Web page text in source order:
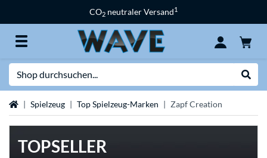
CO2 neutraler Versand1
StartseiteSpielzeug Top Spielzeug-Marken Zapf Creation
TOPSELLER